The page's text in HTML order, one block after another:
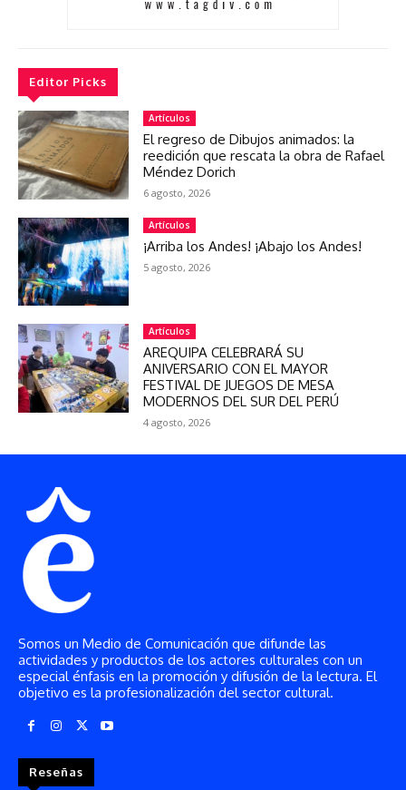
Editor Picks
Artículos
El regreso de Dibujos animados: la
reedición que rescata la obra de Rafael
Méndez Dorich
6 agosto, 2026
Artículos
¡Arriba los Andes! ¡Abajo los Andes!
5 agosto, 2026
Artículos
AREQUIPA CELEBRARÁ SU
ANIVERSARIO CON EL MAYOR
FESTIVAL DE JUEGOS DE MESA
MODERNOS DEL SUR DEL PERÚ
4 agosto, 2026
Somos un Medio de Comunicación que difunde las
actividades y productos de los actores culturales con un
especial énfasis en la promoción y difusión de la lectura. El
objetivo es la profesionalización del sector cultural.
Reseñas